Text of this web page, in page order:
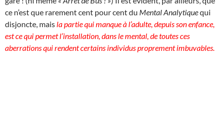
ce n’est que rarement cent pour cent du Mental Analytiquequi
disjoncte, mais la partie qui manque à l’adulte, depuis son enfance,
est ce qui permet l’installation, dans le mental, de toutes ces
aberrations qui rendent certains individus proprement imbuvables.